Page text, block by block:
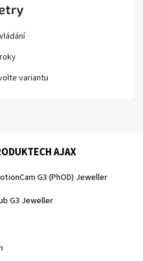
variantu
AJAX
G3 (PhOD) Jeweller
G3 Jeweller